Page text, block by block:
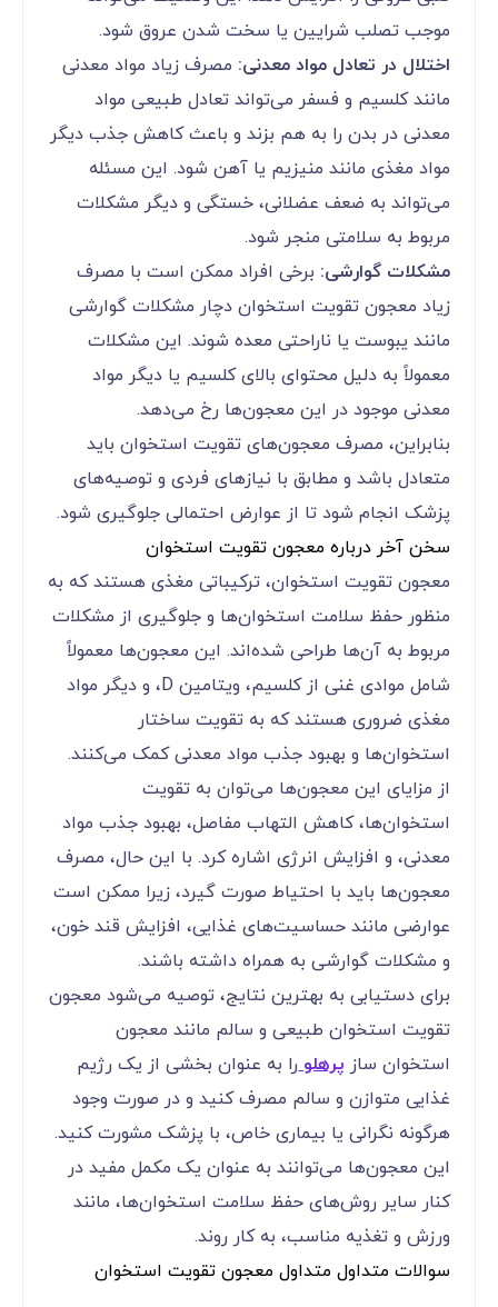
موجب تصلب شرایین یا سخت شدن عروق شود.
اختلال در تعادل مواد معدنی: مصرف زیاد مواد معدنی
مانند کلسیم و فسفر می‌تواند تعادل طبیعی مواد
معدنی در بدن را به هم بزند و باعث کاهش جذب دیگر
مواد مغذی مانند منیزیم یا آهن شود. این مسئله
می‌تواند به ضعف عضلانی، خستگی و دیگر مشکلات
مربوط به سلامتی منجر شود.
مشکلات گوارشی: برخی افراد ممکن است با مصرف
زیاد معجون تقویت استخوان دچار مشکلات گوارشی
مانند یبوست یا ناراحتی معده شوند. این مشکلات
معمولاً به دلیل محتوای بالای کلسیم یا دیگر مواد
معدنی موجود در این معجون‌ها رخ می‌دهد.
بنابراین، مصرف معجون‌های تقویت استخوان باید
متعادل باشد و مطابق با نیازهای فردی و توصیه‌های
پزشک انجام شود تا از عوارض احتمالی جلوگیری شود.
سخن آخر درباره معجون تقویت استخوان
معجون‌ تقویت استخوان، ترکیباتی مغذی هستند که به
منظور حفظ سلامت استخوان‌ها و جلوگیری از مشکلات
مربوط به آن‌ها طراحی شده‌اند. این معجون‌ها معمولاً
شامل موادی غنی از کلسیم، ویتامین D، و دیگر مواد
مغذی ضروری هستند که به تقویت ساختار
استخوان‌ها و بهبود جذب مواد معدنی کمک می‌کنند.
از مزایای این معجون‌ها می‌توان به تقویت
استخوان‌ها، کاهش التهاب مفاصل، بهبود جذب مواد
معدنی، و افزایش انرژی اشاره کرد. با این حال، مصرف
معجون‌ها باید با احتیاط صورت گیرد، زیرا ممکن است
عوارضی مانند حساسیت‌های غذایی، افزایش قند خون،
و مشکلات گوارشی به همراه داشته باشند.
برای دستیابی به بهترین نتایج، توصیه می‌شود معجون‌
تقویت استخوان طبیعی و سالم مانند معجون
استخوان ساز پرهلورا به عنوان بخشی از یک رژیم
غذایی متوازن و سالم مصرف کنید و در صورت وجود
هرگونه نگرانی یا بیماری خاص، با پزشک مشورت کنید.
این معجون‌ها می‌توانند به عنوان یک مکمل مفید در
کنار سایر روش‌های حفظ سلامت استخوان‌ها، مانند
ورزش و تغذیه مناسب، به کار روند.
سوالات متداول متداول معجون تقویت استخوان